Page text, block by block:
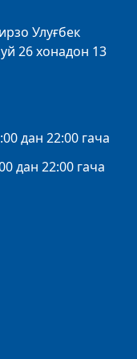
Улуғбек
26 хонадон 13
дан 22:00 гача
дан 22:00 гача